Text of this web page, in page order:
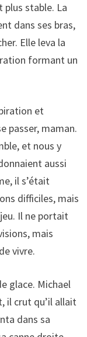
stable. La
dans ses bras,
Elle leva la
formant un
et
passer, maman.
et nous y
aussi
il s’était
difficiles, mais
Il ne portait
mais
vivre.
glace. Michael
il crut qu’il allait
dans sa